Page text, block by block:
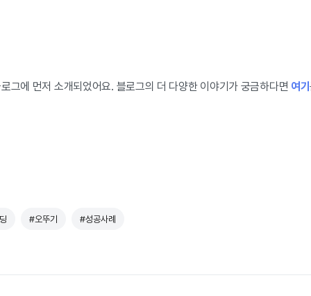
그에 먼저 소개되었어요. 블로그의 더 다양한 이야기가 궁금하다면 여기
#오뚜기 #성공사례